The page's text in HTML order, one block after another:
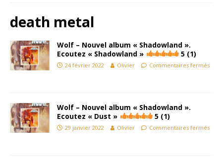
death metal
Wolf – Nouvel album « Shadowland ».
Ecoutez « Shadowland »
5 (1)
24 février 2022 Olivier Commentaires fermés
Wolf – Nouvel album « Shadowland ».
Ecoutez « Dust »
5 (1)
29 janvier 2022 Olivier Commentaires fermés